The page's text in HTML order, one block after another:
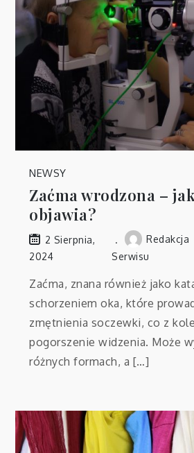
NEWSY
Zaćma wrodzona –
objawia?
2 Sierpnia,
2024
Redakcja
Serwisu
Zaćma, znana również jako
schorzeniem oka, które
zmętnienia soczewki, co z
pogorszenie widzenia. Może
różnych formach, a […]